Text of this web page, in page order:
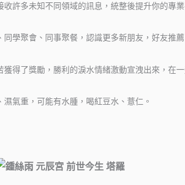
許多未知不同領域的訊息，統整後提升你的專
學聚會、同事聚餐，認識更多新朋友，好友推
得了獎勵，勝利的淚水情緒激動宣洩出來，在
氣重，可能有水腫，喝紅豆水、薏仁。